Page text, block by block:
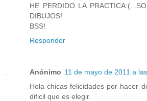
HE PERDIDO LA
DIBUJOS!
BSS!
Responder
Anónimo 11 de mayo de 2011 a
Hola chicas felicidades por hacer
dificil que es elegir.